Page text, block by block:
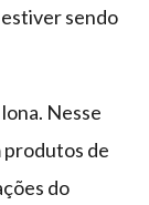
sendo
Nesse
produtos de
do